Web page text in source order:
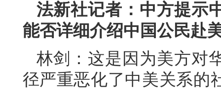
法新社记者：中方提示
能否详细介绍中国公民赴
林剑：这是因为美方对
径严重恶化了中美关系的